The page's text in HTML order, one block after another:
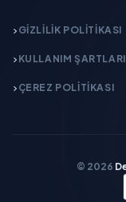
GIZLILIK POLITIKASI
KULLANIM ŞARTLARI
ÇEREZ POLITIKASI
© 2026